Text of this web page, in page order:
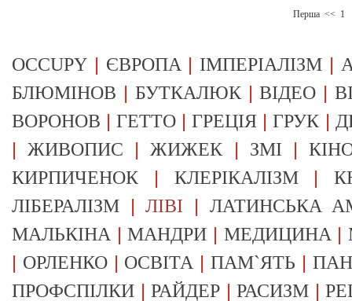
Перша << 1
OCCUPY | ЄВРОПА | ІМПЕРІАЛІЗМ |
БЛЮМІНОВ | БУТКАЛЮК|ВІДЕО |
ВОРОНОВ |ГЕТТО |ГРЕЦІЯ |ГРУК |
|ЖИВОПИС |ЖИЖЕК | ЗМІ |
КИРПИЧЕНОК | КЛЕРІКАЛІЗМ|
ЛІБЕРАЛІЗМ |ЛІВІ | ЛАТИНСЬКА
МАЛЬКІНА |МАНДРИ | МЕДИЦИНА |
| ОРЛЕНКО| ОСВІТА |ПАМ`ЯТЬ |
ПРОФСПІЛКИ |РАЙДЕР |РАСИЗМ |